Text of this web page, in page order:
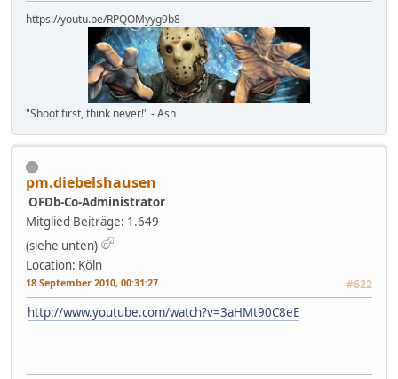
https://youtu.be/RPQOMyyg9b8
"Shoot first, think never!" - Ash
pm.diebelshausen
OFDb-Co-Administrator
Mitglied Beiträge: 1.649
(siehe unten)
Location: Köln
18 September 2010, 00:31:27 #622
http://www.youtube.com/watch?v=3aHMt90C8eE